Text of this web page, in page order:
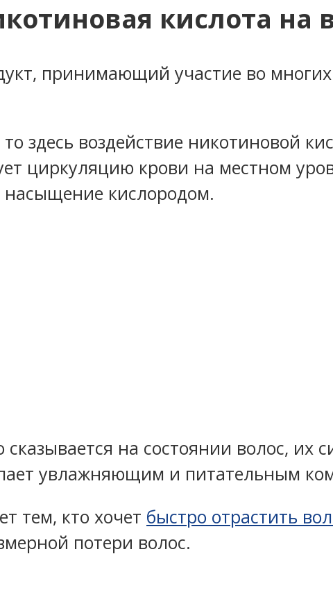
кислота на
принимающий участие во
здесь воздействие никотиновой
циркуляцию крови на местном
кислородом.
на состоянии волос, их
увлажняющим и питательным
тем, кто хочет быстро отрастить
потери волос.